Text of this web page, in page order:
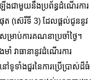
ើងជាមួយនឹងប្រព័ន្ធដំណើរការ
(ស៊េរីទី 3) ដែលផ្តល់ជូននូវ
ាប់ការគណនាប្រចាំថ្ងៃ។
ាំ វាធានានូវដំណើរការ
ទូទាំងជួរនៃការប្រើប្រាស់ដ៏ធំ